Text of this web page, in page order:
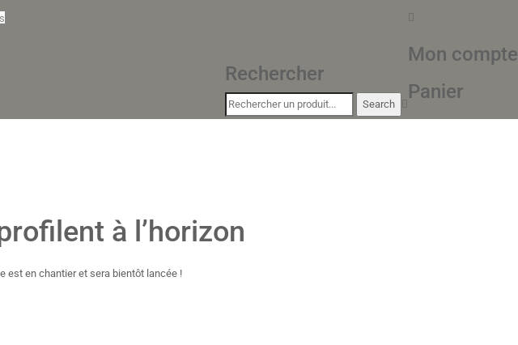
Mon compte
Panier
Rechercher
à l’horizon
est en chantier et sera bientôt lancée !